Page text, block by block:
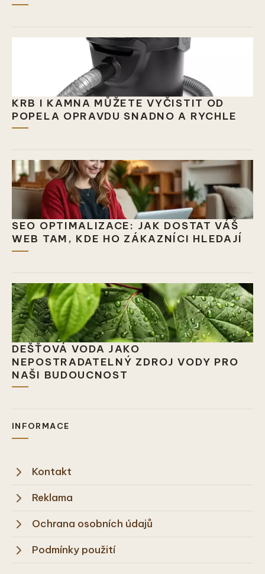
KRB I KAMNA MŮŽETE VYČISTIT OD
POPELA OPRAVDU SNADNO A RYCHLE
SEO OPTIMALIZACE: JAK DOSTAT VÁŠ
WEB TAM, KDE HO ZÁKAZNÍCI HLEDAJÍ
DEŠŤOVÁ VODA JAKO
NEPOSTRADATELNÝ ZDROJ VODY PRO
NAŠI BUDOUCNOST
INFORMACE
Kontakt
Reklama
Ochrana osobních údajů
Podmínky použití